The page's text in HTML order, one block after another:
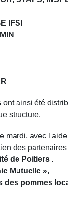
IFSI
ainsi été
structure.
mardi, avec
des
de Poitiers .
Mutuelle »,
des pommes